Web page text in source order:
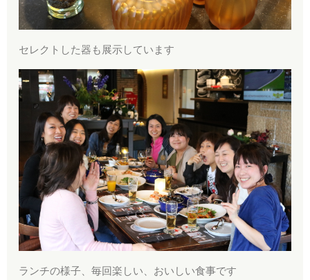
セレクトした器も展示しています
ランチの様子、毎回楽しい、おいしい食事です